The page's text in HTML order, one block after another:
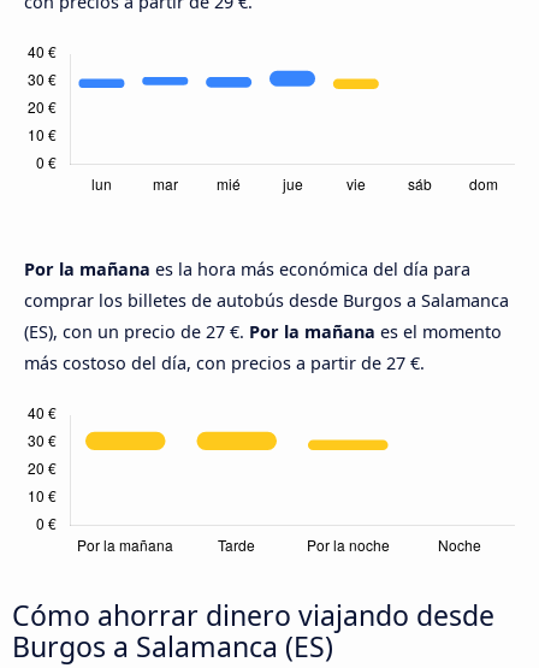
Por la mañana es la hora más económica del día para
comprar los billetes de autobús desde Burgos a Salamanca
(ES), con un precio de 27 €. Por la mañana es el momento
más costoso del día, con precios a partir de 27 €.
Cómo ahorrar dinero viajando desde
Burgos a Salamanca (ES)